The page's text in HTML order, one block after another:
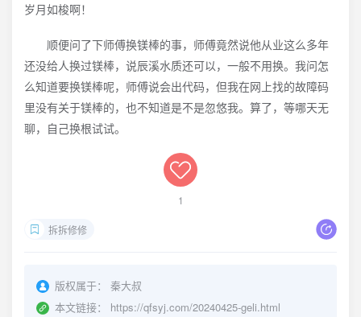
岁月如梭啊！
顺便问了下师傅换镁棒的事，师傅竟然说他从业这么多年
还没给人换过镁棒，说辰溪水质还可以，一般不用换。我问怎
么知道要换镁棒呢，师傅说会出代码，但我在网上找的故障码
里没有关于镁棒的，也不知道是不是忽悠我。算了，等哪天无
聊，自己换根试试。
1
拆拆修修
版权属于：
秦大叔
本文链接：
https://qfsyj.com/20240425-geli.html